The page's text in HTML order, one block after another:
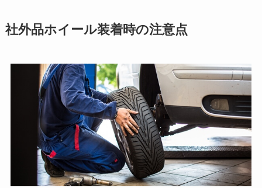
社外品ホイール装着時の注意点